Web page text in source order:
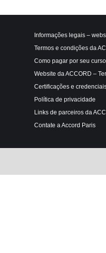
Informações legais –
Termos e condições da
Como pagar por seu curso
Website da ACCORD –
Certificações e
Política de privacidade
Links de parceiros da
Contate a Accord Paris